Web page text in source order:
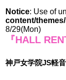
Notice: Use of
content/
8/29(Mon)
『HALL
神戸女学院JS軽